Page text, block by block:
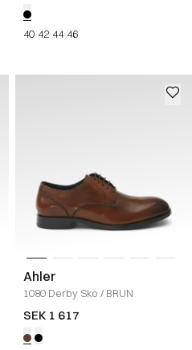
40 42 44 46
Ahler
1080 Derby Sko / BRUN
SEK 1 617